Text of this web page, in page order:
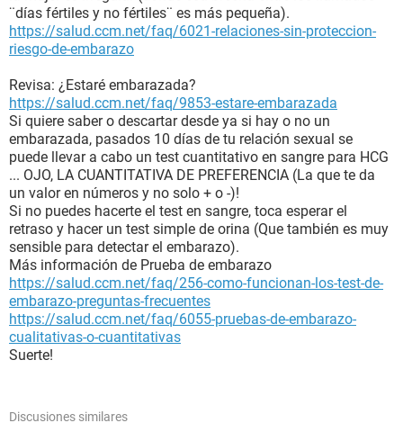
¨días fértiles y no fértiles¨ es más pequeña).
https://salud.ccm.net/faq/6021-relaciones-sin-proteccion-
riesgo-de-embarazo
Revisa: ¿Estaré embarazada?
https://salud.ccm.net/faq/9853-estare-embarazada
Si quiere saber o descartar desde ya si hay o no un
embarazada, pasados 10 días de tu relación sexual se
puede llevar a cabo un test cuantitativo en sangre para HCG
... OJO, LA CUANTITATIVA DE PREFERENCIA (La que te da
un valor en números y no solo + o -)!
Si no puedes hacerte el test en sangre, toca esperar el
retraso y hacer un test simple de orina (Que también es muy
sensible para detectar el embarazo).
Más información de Prueba de embarazo
https://salud.ccm.net/faq/256-como-funcionan-los-test-de-
embarazo-preguntas-frecuentes
https://salud.ccm.net/faq/6055-pruebas-de-embarazo-
cualitativas-o-cuantitativas
Suerte!
Discusiones similares